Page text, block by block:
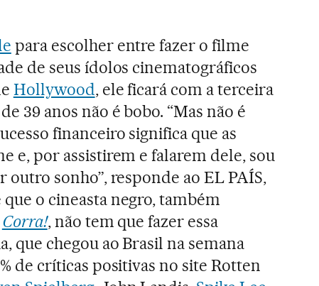
para escolher entre fazer o filme
de seus ídolos cinematográficos
Hollywood, ele ficará com a terceira
39 anos não é bobo. “Mas não é
financeiro significa que as
e, por assistirem e falarem dele, sou
outro sonho”, responde ao EL PAÍS,
o cineasta negro, também
Corra!, não tem que fazer essa
que chegou ao Brasil na semana
de críticas positivas no site Rotten